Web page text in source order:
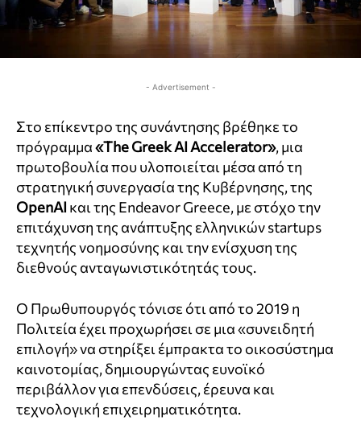
- Advertisement -
Στο επίκεντρο της συνάντησης βρέθηκε το
πρόγραμμα«The Greek AI Accelerator», μια
πρωτοβουλία που υλοποιείται μέσα από τη
στρατηγική συνεργασία της Κυβέρνησης, της
OpenAIκαι της Endeavor Greece, με στόχο την
επιτάχυνση της ανάπτυξης ελληνικών startups
τεχνητής νοημοσύνης και την ενίσχυση της
διεθνούς ανταγωνιστικότητάς τους.
Ο Πρωθυπουργός τόνισε ότι από το 2019 η
Πολιτεία έχει προχωρήσει σε μια «συνειδητή
επιλογή» να στηρίξει έμπρακτα το οικοσύστημα
καινοτομίας, δημιουργώντας ευνοϊκό
περιβάλλον για επενδύσεις, έρευνα και
τεχνολογική επιχειρηματικότητα.